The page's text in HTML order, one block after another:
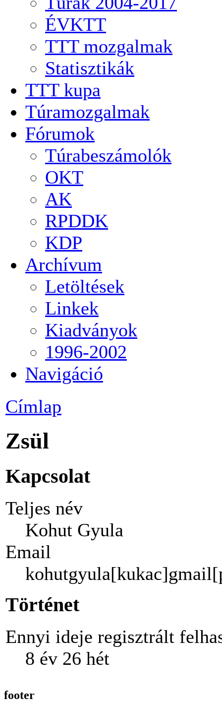
ÉVKTT
TTT mozgalmak
Statisztikák
TTT kupa
Túramozgalmak
Fórumok
Túrabeszámolók
OKT
AK
RPDDK
KDP
Archívum
Letöltések
Linkek
Kiadványok
1996-2002
Navigáció
Címlap
Zsül
Kapcsolat
Teljes név
Kohut Gyula
Email
Történet
Ennyi ideje regisztrált
8 év 26 hét
footer